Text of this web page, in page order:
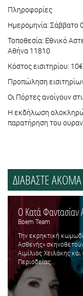
Πληροφορίες
Ημερομηνία: Σάββατο
Τοποθεσία: Εθνικό
Αθήνα 11810
Κόστος εισιτηρίου: 10€
Προπώληση
Οι Πόρτες ανοίγουν
Η εκδήλωση
παρατήρηση του
ΔΙΑΒΑΣΤΕ
Ο Κατά Φαντασίαν
Boem Team
Την εκρηκτική
Ασθενής»
Αιμίλιος Χειλάκης
Περιοδείας...